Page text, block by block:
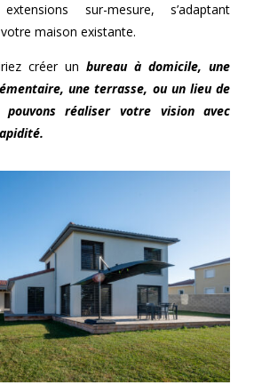
sur-mesure, s’adaptant
maison existante.
créer unbureau à domicile, une
une terrasse, ou un lieu de
pouvons réaliser votre vision avec